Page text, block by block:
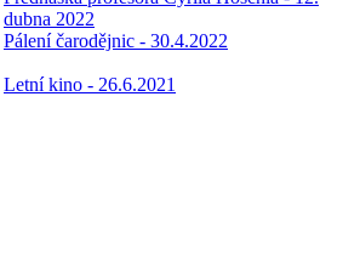
dubna 2022
Pálení čarodějnic - 30.4.2022
Letní kino - 26.6.2021